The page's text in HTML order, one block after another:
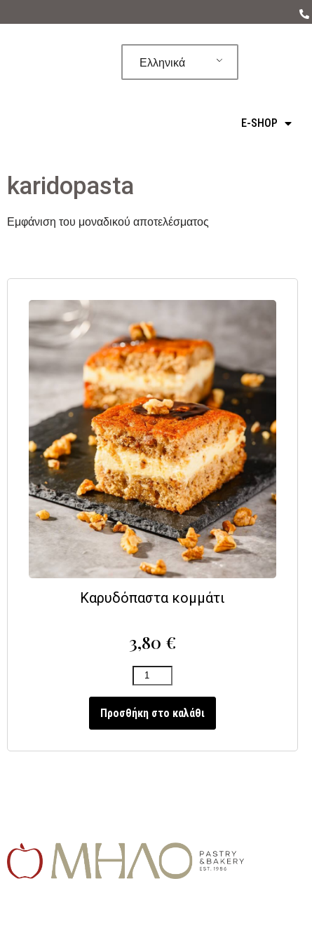
Ελληνικά
E-SHOP
karidopasta
Εμφάνιση του μοναδικού αποτελέσματος
Καρυδόπαστα κομμάτι
3,80 €
Προσθήκη στο καλάθι